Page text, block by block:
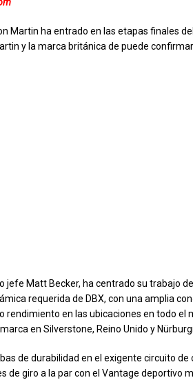
Martin ha entrado en las etapas finales
y la marca británica de puede
jefe Matt Becker, ha centrado su trabajo
requerida de DBX, con una amplia
rendimiento en las ubicaciones en todo el
en Silverstone, Reino Unido y
de durabilidad en el exigente circuito de
de giro a la par con el Vantage deportivo